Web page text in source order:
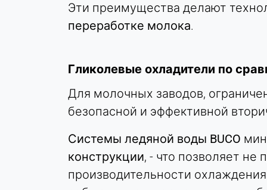
Эти преимущества делают
переработке молока.
Гликолевые охладители по
Для молочных заводов,
безопасной и эффективной
Системы ледяной воды BUCO
конструкции, - что позволяет
производительности